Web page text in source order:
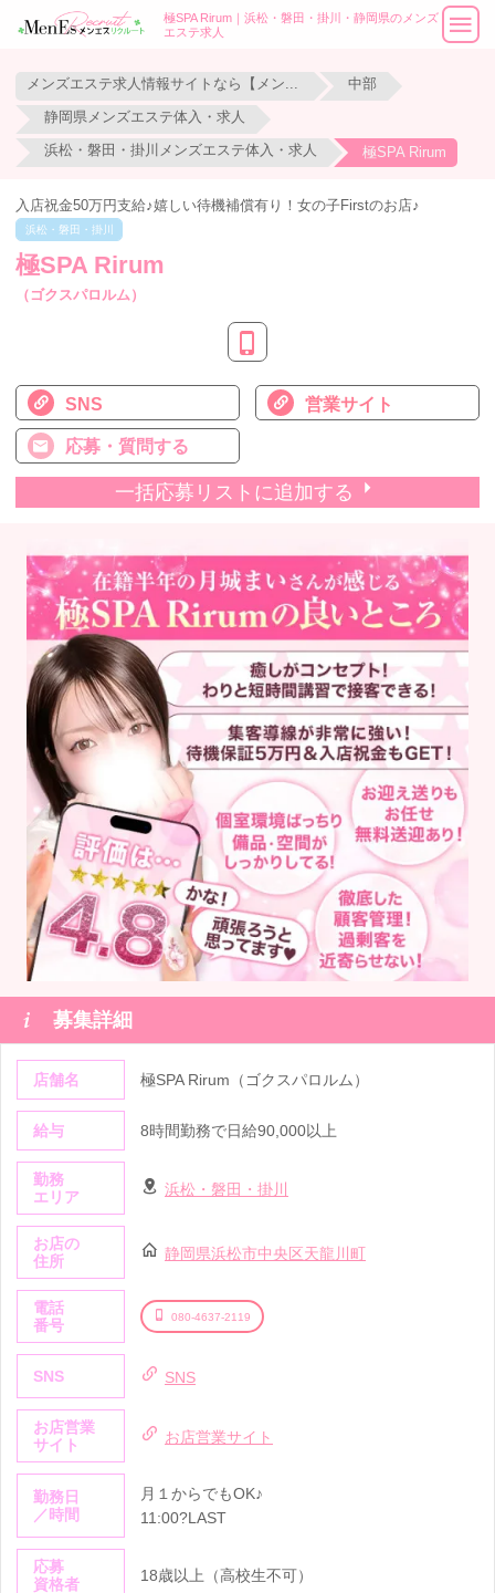
極SPA Rirum｜浜松・磐田・掛川・静岡県のメンズ
エステ求人
中部
静岡県メンズエステ体入・求人
浜松・磐田・掛川メンズエステ体入・求人 極SPA Rirum
入店祝金50万円支給♪嬉しい待機補償有り！女の子Firstのお店♪
浜松・磐田・掛川
極SPA Rirum
（ゴクスパロルム）
SNS 営業サイト
応募・質問する
一括応募リストに追加する
 募集詳細
店舗名 極SPA Rirum（ゴクスパロルム）
給与 8時間勤務で日給90,000以上
勤務
エリア
浜松・磐田・掛川
お店の
住所
静岡県浜松市中央区天龍川町
電話
番号
080-4637-2119
SNS SNS
お店営業
サイト
お店営業サイト
勤務日
／時間
月１からでもOK♪
11:00?LAST
応募
資格者
18歳以上（高校生不可）